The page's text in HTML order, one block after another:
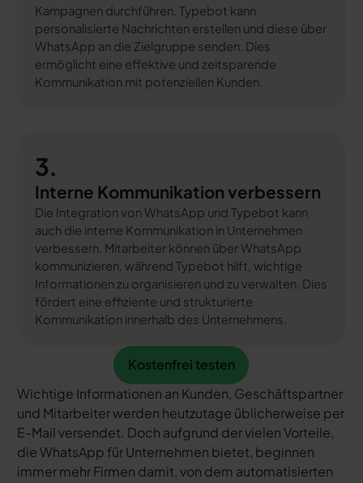
Kampagnen durchführen. Typebot kann
personalisierte Nachrichten erstellen und diese über
WhatsApp an die Zielgruppe senden. Dies
ermöglicht eine effektive und zeitsparende
Kommunikation mit potenziellen Kunden.
3.
Interne Kommunikation verbessern
Die Integration von WhatsApp und Typebot kann
auch die interne Kommunikation in Unternehmen
verbessern. Mitarbeiter können über WhatsApp
kommunizieren, während Typebot hilft, wichtige
Informationen zu organisieren und zu verwalten. Dies
fördert eine effiziente und strukturierte
Kommunikation innerhalb des Unternehmens.
Kostenfrei testen
Kostenfrei testen
Wichtige Informationen an Kunden, Geschäftspartner
und Mitarbeiter werden heutzutage üblicherweise per
E-Mail versendet. Doch aufgrund der vielen Vorteile,
die WhatsApp für Unternehmen bietet, beginnen
immer mehr Firmen damit, von dem automatisierten